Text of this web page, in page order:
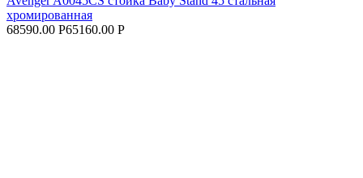
хромированная
68590.00 Р65160.00 Р